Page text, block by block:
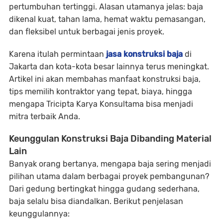
pertumbuhan tertinggi. Alasan utamanya jelas: baja
dikenal kuat, tahan lama, hemat waktu pemasangan,
dan fleksibel untuk berbagai jenis proyek.
Karena itulah permintaan jasa konstruksi baja di
Jakarta dan kota-kota besar lainnya terus meningkat.
Artikel ini akan membahas manfaat konstruksi baja,
tips memilih kontraktor yang tepat, biaya, hingga
mengapa Tricipta Karya Konsultama bisa menjadi
mitra terbaik Anda.
Keunggulan Konstruksi Baja Dibanding Material
Lain
Banyak orang bertanya, mengapa baja sering menjadi
pilihan utama dalam berbagai proyek pembangunan?
Dari gedung bertingkat hingga gudang sederhana,
baja selalu bisa diandalkan. Berikut penjelasan
keunggulannya: